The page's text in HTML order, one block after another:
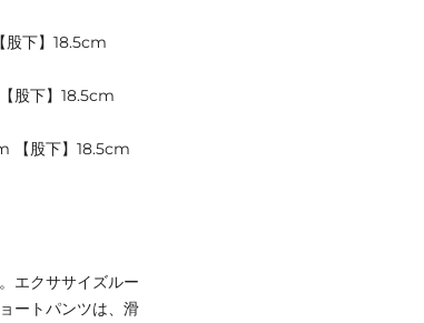
下】18.5cm
股下】18.5cm
【股下】18.5cm
エクササイズルー
ートパンツは、滑